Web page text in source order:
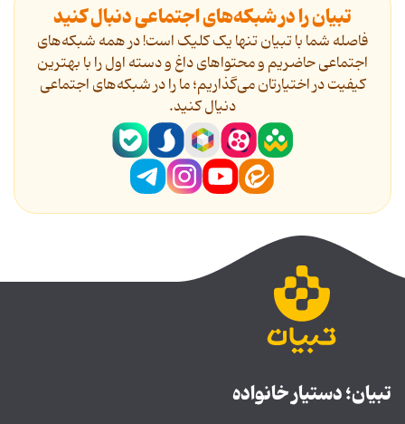
تبیان را در شبکه‌های اجتماعی دنبال کنید
فاصله شما با تبیان تنها یک کلیک است! در همه شبکه‌های
اجتماعی حاضریم و محتواهای داغ و دسته اول را با بهترین
کیفیت در اختیارتان می‌گذاریم؛ ما را در شبکه‌های اجتماعی
دنیال کنید.
تبیان؛ دستیار خانواده